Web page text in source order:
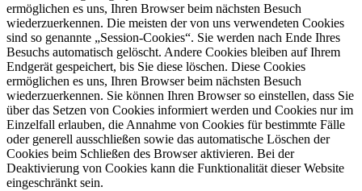
ermöglichen es uns, Ihren Browser beim nächsten Besuch
wiederzuerkennen. Die meisten der von uns verwendeten Cookies
sind so genannte „Session-Cookies“. Sie werden nach Ende Ihres
Besuchs automatisch gelöscht. Andere Cookies bleiben auf Ihrem
Endgerät gespeichert, bis Sie diese löschen. Diese Cookies
ermöglichen es uns, Ihren Browser beim nächsten Besuch
wiederzuerkennen. Sie können Ihren Browser so einstellen, dass Sie
über das Setzen von Cookies informiert werden und Cookies nur im
Einzelfall erlauben, die Annahme von Cookies für bestimmte Fälle
oder generell ausschließen sowie das automatische Löschen der
Cookies beim Schließen des Browser aktivieren. Bei der
Deaktivierung von Cookies kann die Funktionalität dieser Website
eingeschränkt sein.